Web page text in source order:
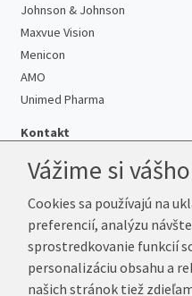
Johnson & Johnson
Maxvue Vision
Menicon
AMO
Unimed Pharma
Kontakt
Telefón:+421 222 205 863
E-mail:info@kup-sosovky.sk
Reklamačná adresa
Andrea Votavová
Vážime si
Cookies sa používajú na
preferencií, analýzu
sprostredkovanie funkcií
personalizáciu obsahu a
našich stránok tiež